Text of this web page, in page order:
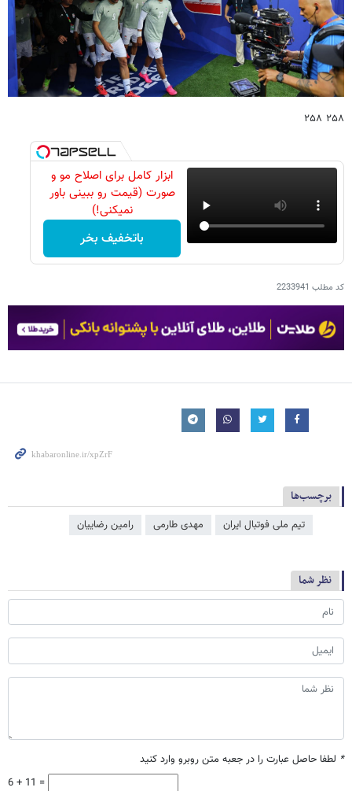
۲۵۸ ۲۵۸
ابزار کامل برای اصلاح مو و
صورت (قیمت رو ببینی باور
نمیکنی!)
باتخفیف بخر
کد مطلب 2233941
برچسب‌ها
تیم ملی فوتبال ایران مهدی طارمی رامین رضاییان
نظر شما
* لطفا حاصل عبارت را در جعبه متن روبرو وارد کنید
6 + 11 =